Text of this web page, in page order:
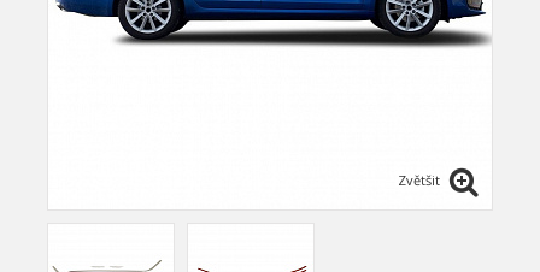
Zvětšit